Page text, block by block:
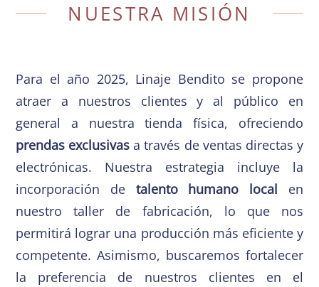
NUESTRA MISIÓN
Para el año 2025, Linaje Bendito se propone
atraer a nuestros clientes y al público en
general a nuestra tienda física, ofreciendo
prendas exclusivas a través de ventas directas y
electrónicas. Nuestra estrategia incluye la
incorporación de talento humano local en
nuestro taller de fabricación, lo que nos
permitirá lograr una producción más eficiente y
competente. Asimismo, buscaremos fortalecer
la preferencia de nuestros clientes en el